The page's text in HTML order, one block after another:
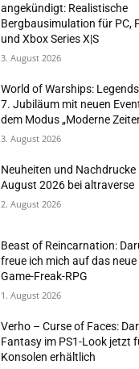
angekündigt: Realistische
Bergbausimulation für PC,
und Xbox Series X|S
3. August 2026
World of Warships:
7. Jubiläum mit neuen
dem Modus „Moderne
3. August 2026
Neuheiten und Nachdrucke
August 2026 bei altraverse
2. August 2026
Beast of Reincarnation:
freue ich mich auf das neue
Game-Freak-RPG
1. August 2026
Verho – Curse of Faces:
Fantasy im PS1-Look jetzt
Konsolen erhältlich